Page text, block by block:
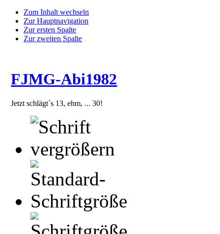
Zum Inhalt wechseln
Zur Hauptnavigation
Zur ersten Spalte
Zur zweiten Spalte
FJMG-Abi1982
Jetzt schlägt´s 13, ehm, ... 30!